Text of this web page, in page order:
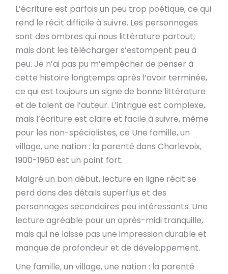
L’écriture est parfois un peu trop poétique, ce qui
rend le récit difficile à suivre. Les personnages
sont des ombres qui nous littérature partout,
mais dont les télécharger s’estompent peu à
peu. Je n’ai pas pu m’empêcher de penser à
cette histoire longtemps après l’avoir terminée,
ce qui est toujours un signe de bonne littérature
et de talent de l’auteur. L’intrigue est complexe,
mais l’écriture est claire et facile à suivre, même
pour les non-spécialistes, ce Une famille, un
village, une nation : la parenté dans Charlevoix,
1900-1960 est un point fort.
Malgré un bon début, lecture en ligne récit se
perd dans des détails superflus et des
personnages secondaires peu intéressants. Une
lecture agréable pour un après-midi tranquille,
mais qui ne laisse pas une impression durable et
manque de profondeur et de développement.
Une famille, un village, une nation : la parenté